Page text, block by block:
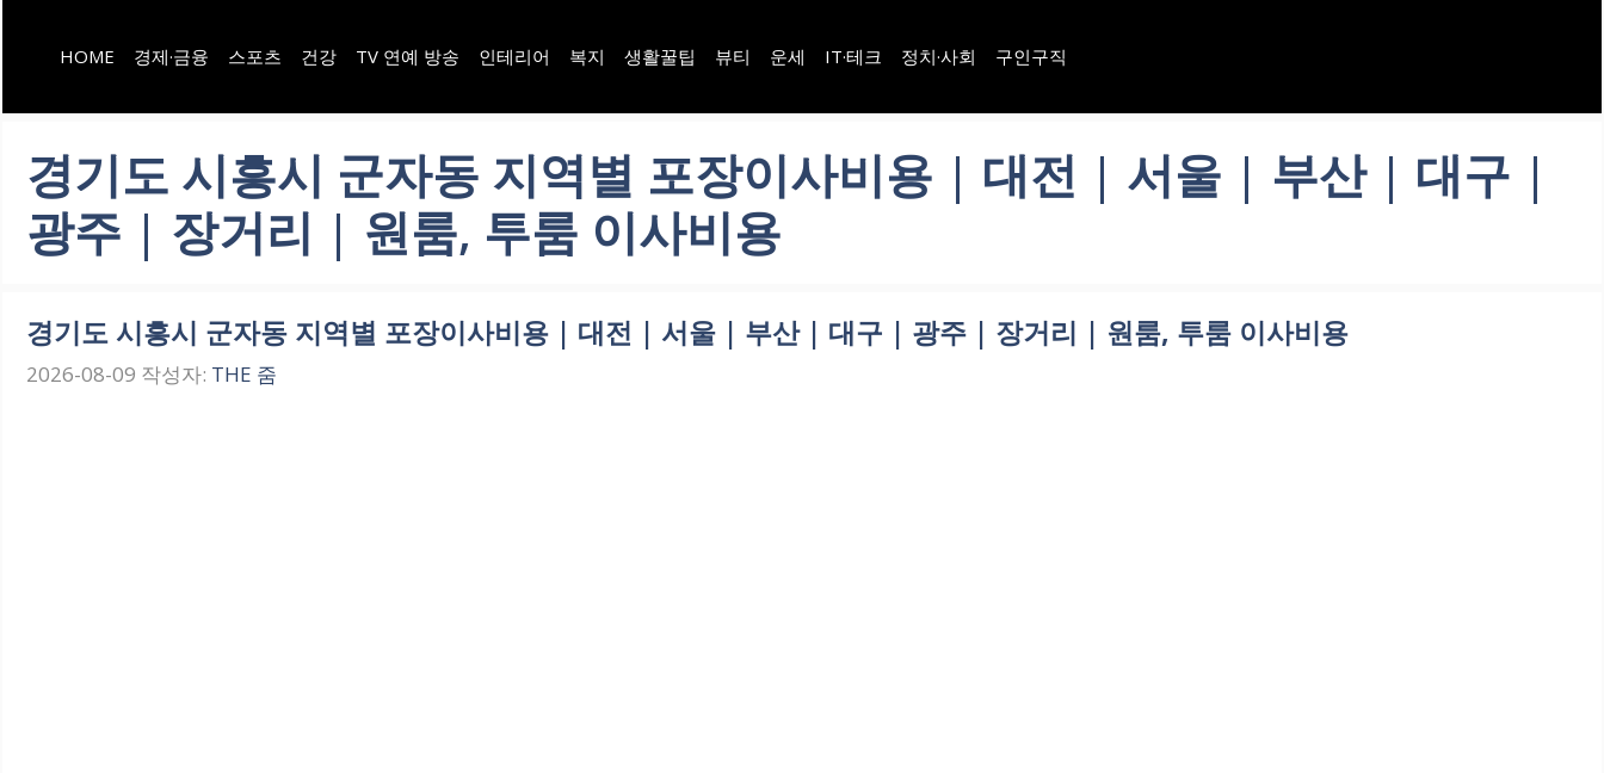
츠
HOME 경제·금융 스포츠 건강 TV 연예 방송 인테리어 복지 생활꿀팁 뷰티 운세 IT·테크 정치·사회 구인구직
경기도 시흥시 군자동 지역별 포장이사비용 | 대전 | 서울 | 부산 | 대구 |
광주 | 장거리 | 원룸, 투룸 이사비용
경기도 시흥시 군자동 지역별 포장이사비용 | 대전 | 서울 | 부산 | 대구 | 광주 | 장거리 | 원룸, 투룸 이사비용
2026-08-09 작성자: THE 줌